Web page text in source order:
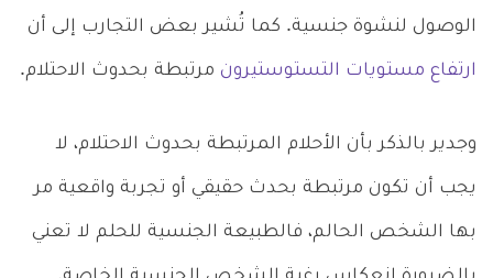
الوصول لنشوة جنسية. كما تُشير بعض التجارب إلى أن
ارتفاع مستويات التستوستيرون مرتبطة بحدوث الاحتلام.
وجدير بالذكر بأن الأحلام المرتبطة بحدوث الاحتلام، لا
يجب أن تكون مرتبطة بحدث حقيقي أو تجربة واقعية مر
بها الشخص الحالم، فالطبيعة الجنسية للحلم لا تعني